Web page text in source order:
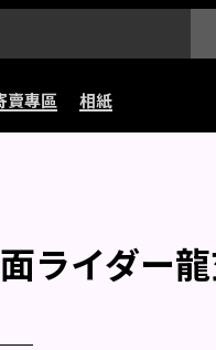
賣專區 相紙
ライダー